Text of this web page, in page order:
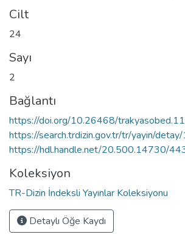
Cilt
24
Sayı
2
Bağlantı
https://doi.org/10.26468/
https://search.trdizin.gov.tr/tr/yayin/
https://hdl.handle.net/20.500.14730/
Koleksiyon
TR-Dizin İndeksli Yayınlar Koleksiyonu
Detaylı Öğe Kaydı